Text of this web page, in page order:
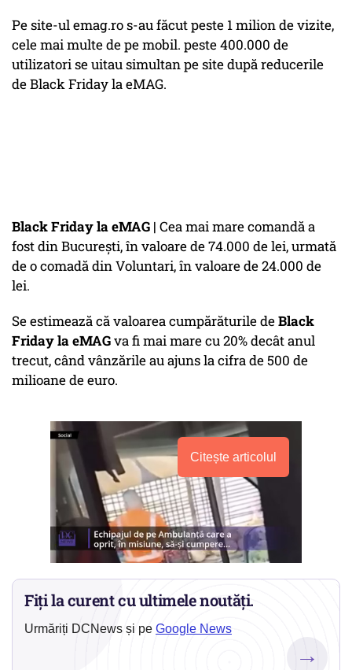
Pe site-ul emag.ro s-au făcut peste 1 milion de vizite,
cele mai multe de pe mobil. peste 400.000 de
utilizatori se uitau simultan pe site după reducerile
de Black Friday la eMAG.
Black Friday la eMAG | Cea mai mare comandă a
fost din București, în valoare de 74.000 de lei, urmată
de o comadă din Voluntari, în valoare de 24.000 de
lei.
Se estimează că valoarea cumpărăturile deBlack
Friday la eMAGva fi mai mare cu 20% decât anul
trecut, când vânzările au ajuns la cifra de 500 de
milioane de euro.
Citește articolul
Fiți la curent cu ultimele noutăți.
Urmăriți DCNews și pe Google News
→